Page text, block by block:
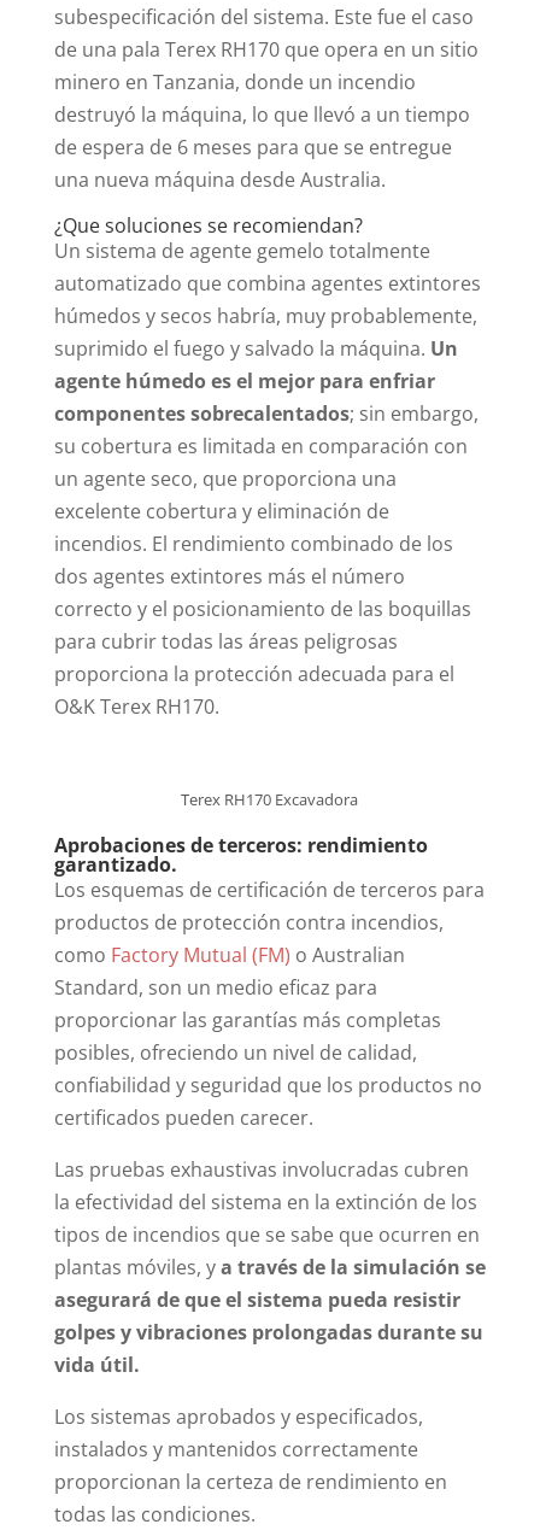
subespecificación del sistema. Este fue el caso
de una pala Terex RH170 que opera en un sitio
minero en Tanzania, donde un incendio
destruyó la máquina, lo que llevó a un tiempo
de espera de 6 meses para que se entregue
una nueva máquina desde Australia.
¿Que soluciones se recomiendan?
Un sistema de agente gemelo totalmente
automatizado que combina agentes extintores
húmedos y secos habría, muy probablemente,
suprimido el fuego y salvado la máquina. Un
agente húmedo es el mejor para enfriar
componentes sobrecalentados; sin embargo,
su cobertura es limitada en comparación con
un agente seco, que proporciona una
excelente cobertura y eliminación de
incendios. El rendimiento combinado de los
dos agentes extintores más el número
correcto y el posicionamiento de las boquillas
para cubrir todas las áreas peligrosas
proporciona la protección adecuada para el
O&K Terex RH170.
Terex RH170 Excavadora
Aprobaciones de terceros: rendimiento
garantizado.
Los esquemas de certificación de terceros para
productos de protección contra incendios,
como Factory Mutual (FM) o Australian
Standard, son un medio eficaz para
proporcionar las garantías más completas
posibles, ofreciendo un nivel de calidad,
confiabilidad y seguridad que los productos no
certificados pueden carecer.
Las pruebas exhaustivas involucradas cubren
la efectividad del sistema en la extinción de los
tipos de incendios que se sabe que ocurren en
plantas móviles, ya través de la simulación se
asegurará de que el sistema pueda resistir
golpes y vibraciones prolongadas durante su
vida útil.
Los sistemas aprobados y especificados,
instalados y mantenidos correctamente
proporcionan la certeza de rendimiento en
todas las condiciones.